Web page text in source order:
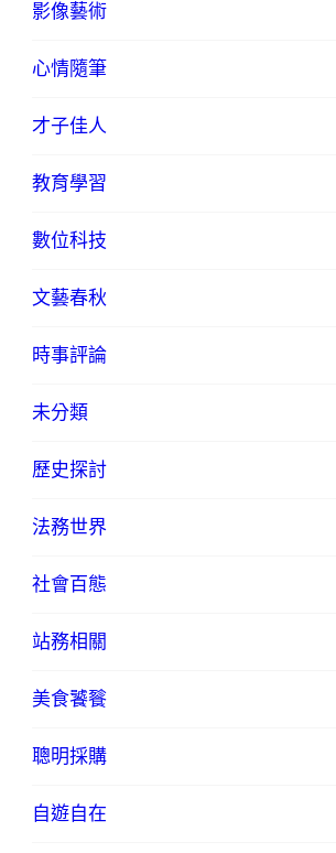
影像藝術
心情隨筆
才子佳人
教育學習
數位科技
文藝春秋
時事評論
未分類
歷史探討
法務世界
社會百態
站務相關
美食饕餮
聰明採購
自遊自在